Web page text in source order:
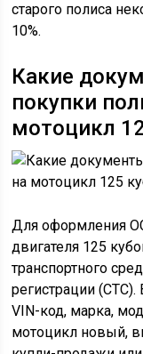
старого полиса
10%.
Какие
покупки
мотоцикл
Для оформления
двигателя 125
транспортного
регистрации
VIN-код, марка,
мотоцикл новый,